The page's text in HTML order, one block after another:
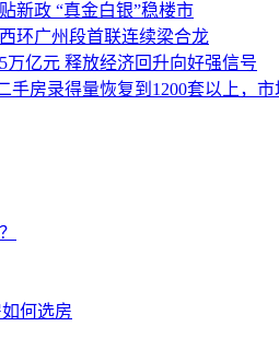
新政 “真金白银”稳楼市
环广州段首联连续梁合龙
万亿元 释放经济回升向好强信号
手房录得量恢复到1200套以上，市
何选房